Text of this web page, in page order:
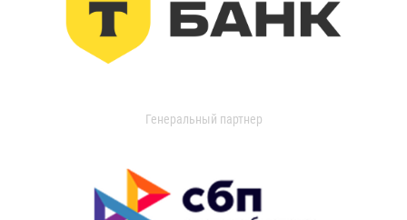
Генеральный партнер